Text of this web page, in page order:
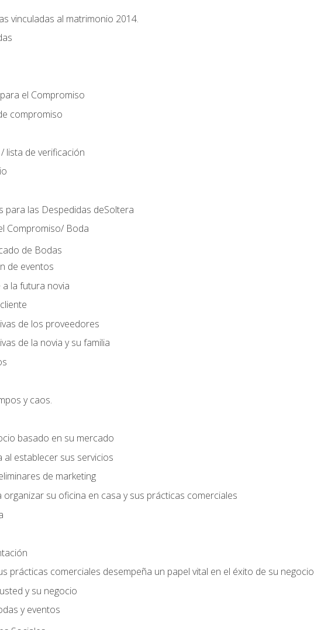
vinculadas al matrimonio 2014.
el Compromiso
compromiso
lista de verificación
para las Despedidas deSoltera
Compromiso/ Boda
de Bodas
de eventos
la futura novia
de los proveedores
de la novia y su familia
y caos.
basado en su mercado
establecer sus servicios
de marketing
su oficina en casa y sus prácticas comerciales
prácticas comerciales desempeña un papel vital en el éxito de su negocio
y su negocio
y eventos